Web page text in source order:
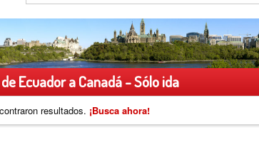
Ecuador a Canadá - Sólo ida
resultados. ¡Busca ahora!